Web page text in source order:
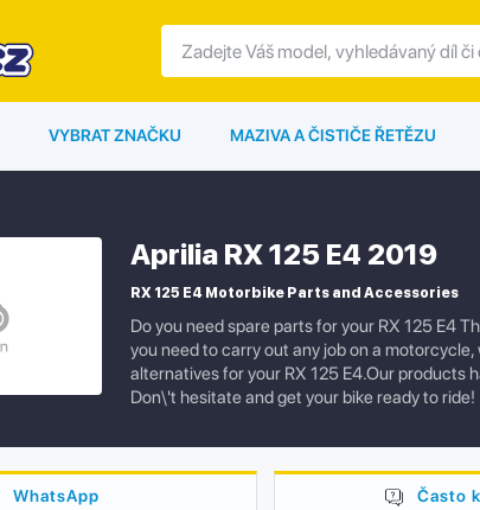
VYBRAT ZNAČKU MAZIVA A ČISTIČE ŘETĚZU
Aprilia RX 125 E4 2019
RX 125 E4 Motorbike Parts and Accessories
Do you need spare parts for your RX 125 E4
you need to carry out any job on a
alternatives for your RX 125 E4.Our products
Don\'t hesitate and get your bike ready to ride!
WhatsApp Často